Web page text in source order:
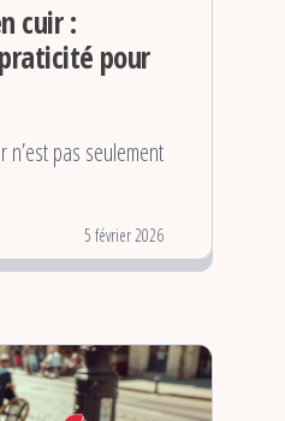
cuir :
pour
n’est pas seulement
5 février 2026